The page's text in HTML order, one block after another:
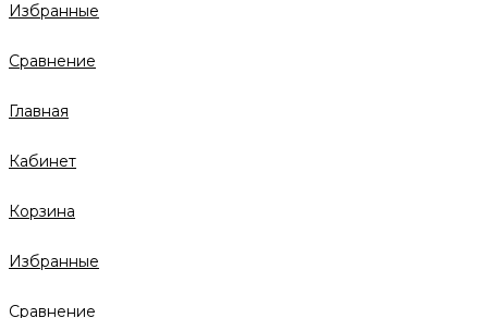
Избранные
Сравнение
Главная
Кабинет
Корзина
Избранные
Сравнение